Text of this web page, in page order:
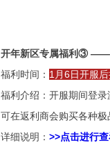
开年新区专属福利③ ——
福利时间： 1月6日开服
福利介绍：开服期间登录
可在返利商会购买各种极
详细说明： >>点击进行